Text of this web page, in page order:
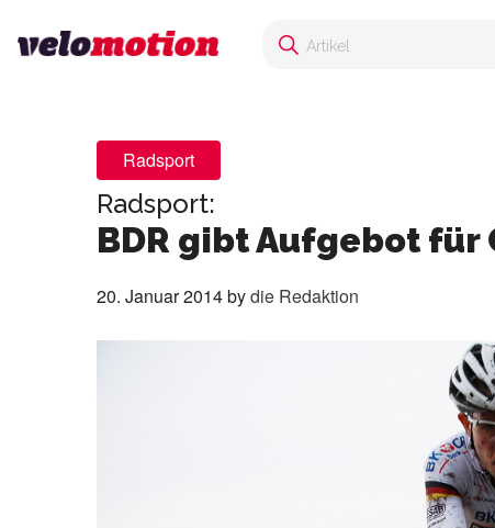
Radsport
Radsport:
BDR gibt Aufgebot
20. Januar 2014bydie Redaktion